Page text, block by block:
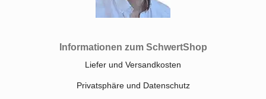
Informationen zum SchwertShop
Liefer und Versandkosten
Privatsphäre und Datenschutz